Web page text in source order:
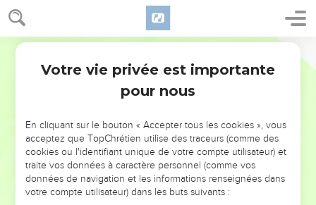
NE MANQUEZ PAS L’ÉVÉNEMENT
DE L’ANNÉE !
ET SI LEURS ERREURS POUVAIENT VOUS ÉVITER LES
VOTRES ?
Votre vie privée est importante
pour nous
En cliquant sur le bouton « Accepter tous les cookies », vous
acceptez que TopChrétien utilise des traceurs (comme des
cookies ou l'identifiant unique de votre compte utilisateur) et
traite vos données à caractère personnel (comme vos
données de navigation et les informations renseignées dans
votre compte utilisateur) dans les buts suivants :